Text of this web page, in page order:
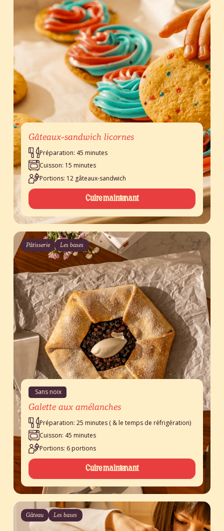
Gâteaux-sandwich licornes
Préparation: 45 minutes
Cuisson: 15 minutes
Portions: 12 gâteaux-sandwich
Cuire maintenant
Pâtisserie Les bases
Sans noix
Galette aux amélanches
Préparation: 25 minutes ( & le temps de réfrigération)
Cuisson: 45 minutes
Portions: 6 portions
Cuire maintenant
Gâteau Les bases